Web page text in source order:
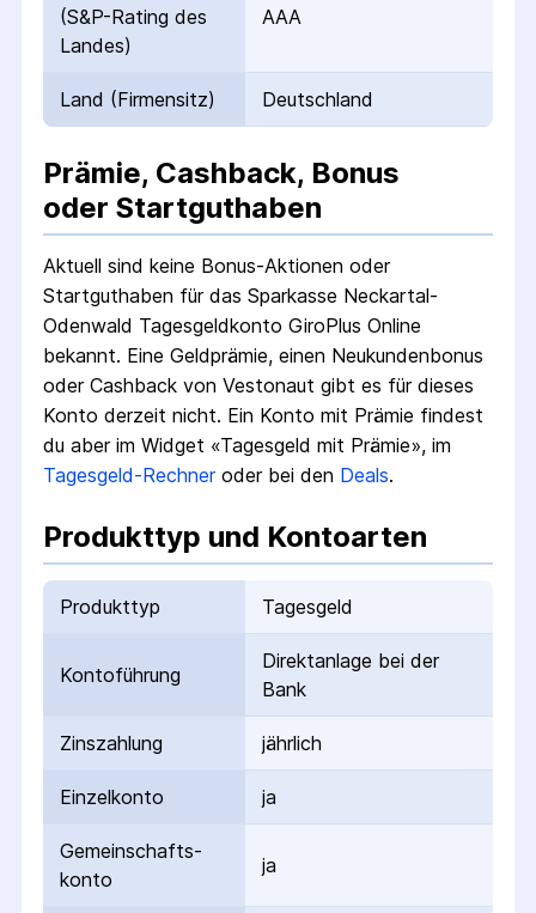
(S&P-Rating des
Landes)
AAA
Land (Firmensitz) Deutschland
Prämie, Cashback, Bonus
oder Startguthaben
Aktuell sind keine Bonus-Aktionen oder
Startguthaben für das Sparkasse Neckartal-
Odenwald Tagesgeldkonto GiroPlus Online
bekannt. Eine Geldprämie, einen Neukundenbonus
oder Cashback von Vestonaut gibt es für dieses
Konto derzeit nicht. Ein Konto mit Prämie findest
du aber im Widget «Tagesgeld mit Prämie», im
Tagesgeld-Rechneroder bei den Deals.
Produkttyp und Kontoarten
Produkttyp Tagesgeld
Kontoführung
Direktanlage bei der
Bank
Zinszahlung jährlich
Einzelkonto ja
Gemeinschafts­
konto
ja